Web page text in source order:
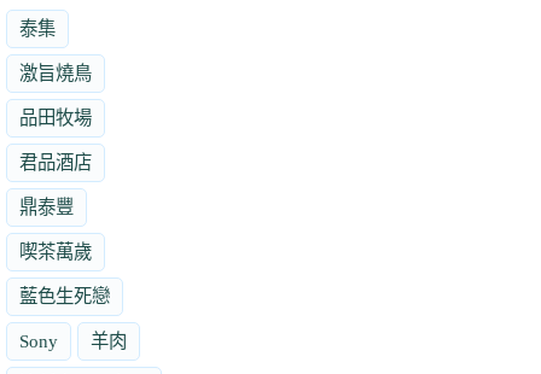
泰集
激旨燒鳥
品田牧場
君品酒店
鼎泰豐
喫茶萬歲
藍色生死戀
Sony 羊肉